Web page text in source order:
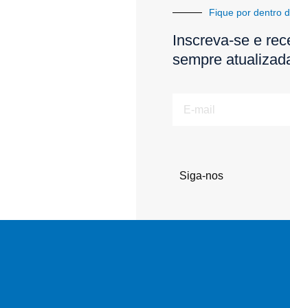
Fique por dentro
Inscreva-se e
sempre
Siga-nos